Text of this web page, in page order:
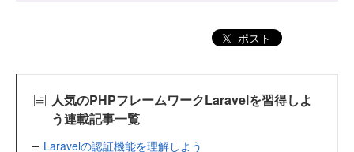
ポスト
人気のPHPフレームワークLaravelを習得しよ
う連載記事一覧
Laravelの認証機能を理解しよう